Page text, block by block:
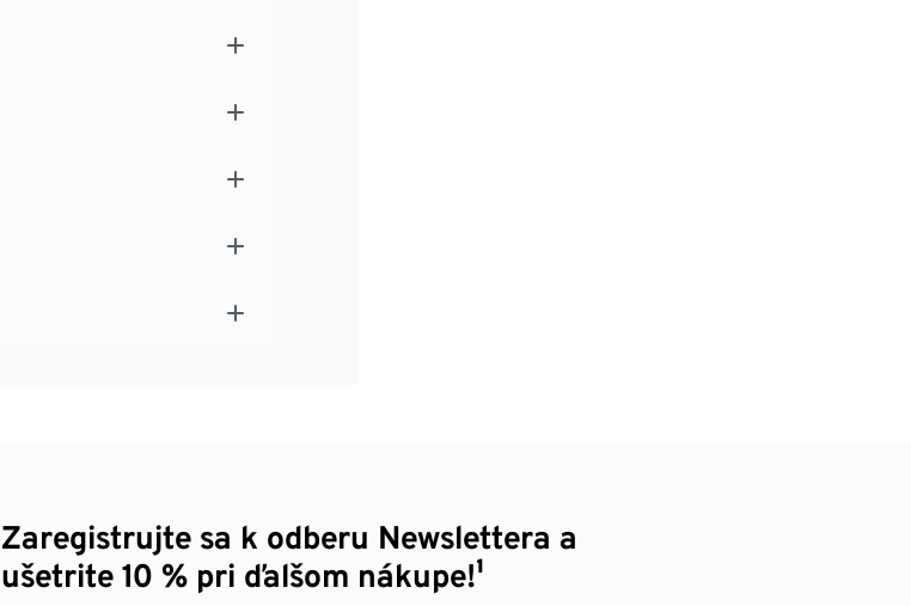
Zaregistrujte sa k odberu Newslettera a
ušetrite 10 % pri ďalšom nákupe!¹